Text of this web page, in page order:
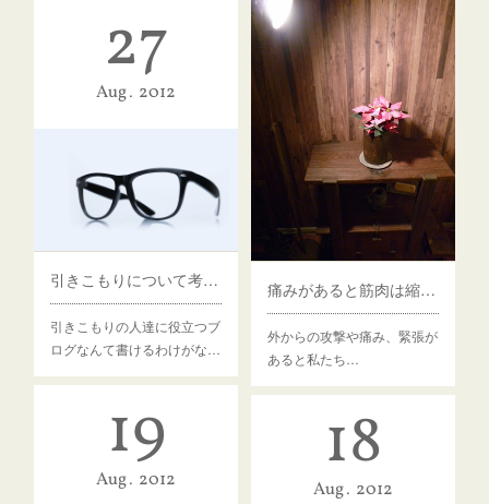
痛みがあると筋肉は縮む。その1
外からの攻撃や痛み、緊張が
あると私たち…
27
Aug 2012
引きこもりについて考える 本人編 その1
引きこもりの人達に役立つブ
ログなんて書けるわけがな…
19
Aug 2012 18
Aug 2012